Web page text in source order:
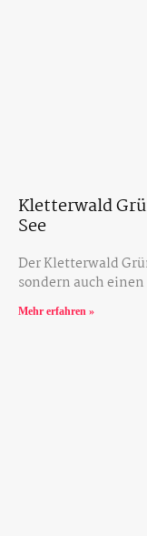
Kletterwald
See
Der Kletterwald
sondern auch
Mehr erfahren »